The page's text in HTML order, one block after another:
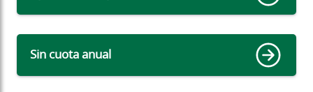
Sin cuota anual